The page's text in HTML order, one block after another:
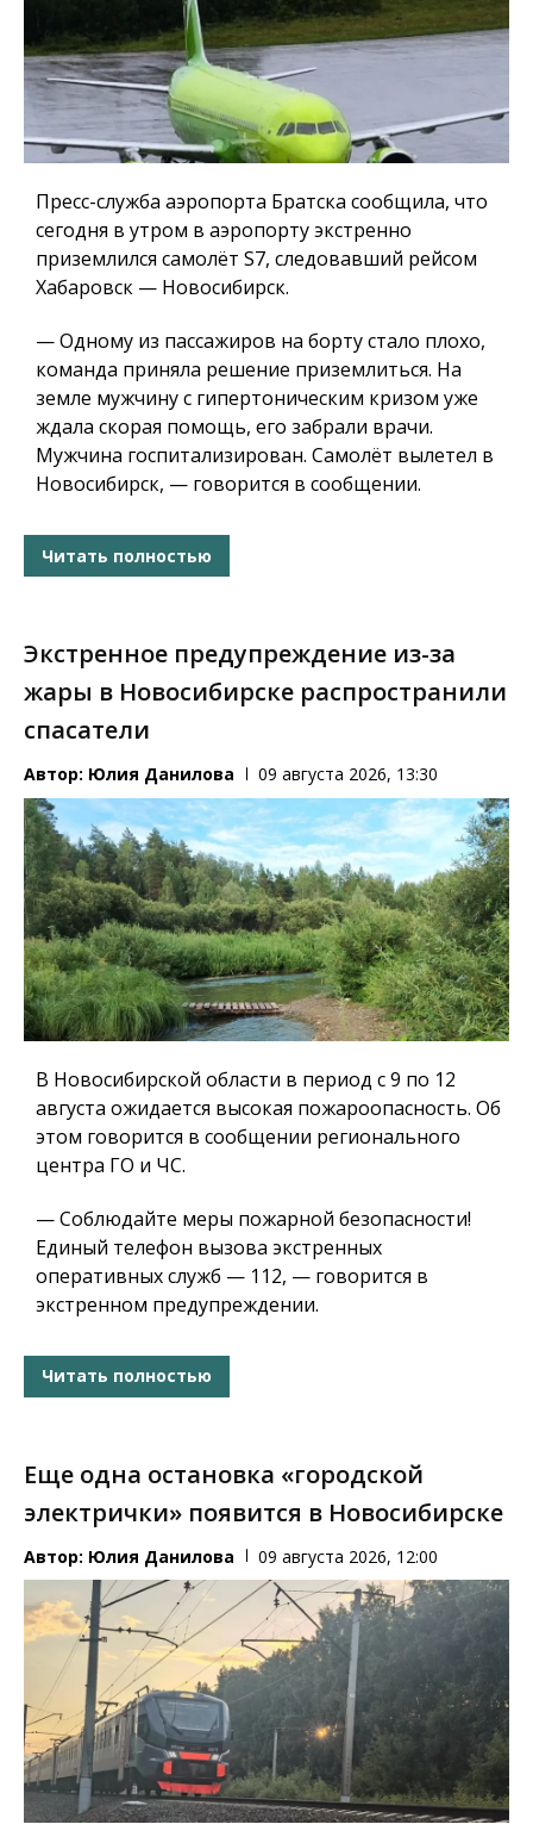
Пресс-служба аэропорта Братска сообщила, что
сегодня в утром в аэропорту экстренно
приземлился самолёт S7, следовавший рейсом
Хабаровск — Новосибирск.
— Одному из пассажиров на борту стало плохо,
команда приняла решение приземлиться. На
земле мужчину с гипертоническим кризом уже
ждала скорая помощь, его забрали врачи.
Мужчина госпитализирован. Самолёт вылетел в
Новосибирск, — говорится в сообщении.
Читать полностью
Экстренное предупреждение из-за
жары в Новосибирске распространили
спасатели
Автор: Юлия Данилова 09 августа 2026, 13:30
В Новосибирской области в период с 9 по 12
августа ожидается высокая пожароопасность. Об
этом говорится в сообщении регионального
центра ГО и ЧС.
— Соблюдайте меры пожарной безопасности!
Единый телефон вызова экстренных
оперативных служб — 112, — говорится в
экстренном предупреждении.
Читать полностью
Еще одна остановка «городской
электрички» появится в Новосибирске
Автор: Юлия Данилова 09 августа 2026, 12:00